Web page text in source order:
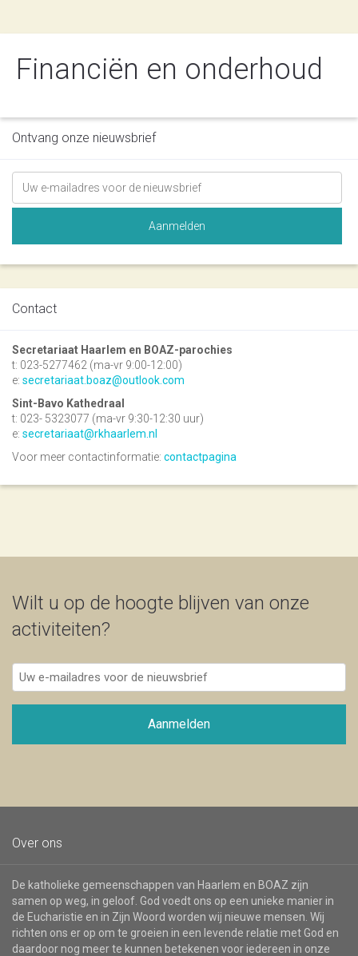
Financiën en onderhoud
Ontvang onze nieuwsbrief
Contact
Secretariaat Haarlem en BOAZ-parochies
t: 023-5277462 (ma-vr 9:00-12:00)
e: secretariaat.boaz@outlook.com
Sint-Bavo Kathedraal
t: 023- 5323077 (ma-vr 9:30-12:30 uur)
e: secretariaat@rkhaarlem.nl
Voor meer contactinformatie: contactpagina
Wilt u op de hoogte blijven van onze
activiteiten?
Uw
e-
mailadres
de
Aanmelden
Over ons
De katholieke gemeenschappen van Haarlem en BOAZ zijn
samen op weg, in geloof. God voedt ons op een unieke manier in
de Eucharistie en in Zijn Woord worden wij nieuwe mensen. Wij
richten ons er op om te groeien in een levende relatie met God en
daardoor nog meer te kunnen betekenen voor iedereen in onze